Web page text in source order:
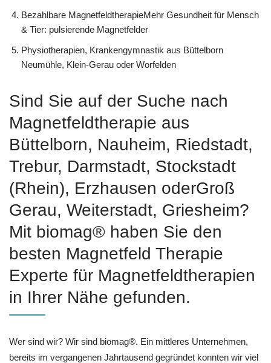
Bezahlbare MagnetfeldtherapieMehr Gesundheit für Mensch
& Tier: pulsierende Magnetfelder
Physiotherapien, Krankengymnastik aus Büttelborn
Neumühle, Klein-Gerau oder Worfelden
Sind Sie auf der Suche nach
Magnetfeldtherapie aus
Büttelborn, Nauheim, Riedstadt,
Trebur, Darmstadt, Stockstadt
(Rhein), Erzhausen oderGroß
Gerau, Weiterstadt, Griesheim?
Mit biomag® haben Sie den
besten Magnetfeld Therapie
Experte für Magnetfeldtherapien
in Ihrer Nähe gefunden.
Wer sind wir? Wir sind biomag®. Ein mittleres Unternehmen,
bereits im vergangenen Jahrtausend gegründet konnten wir viel